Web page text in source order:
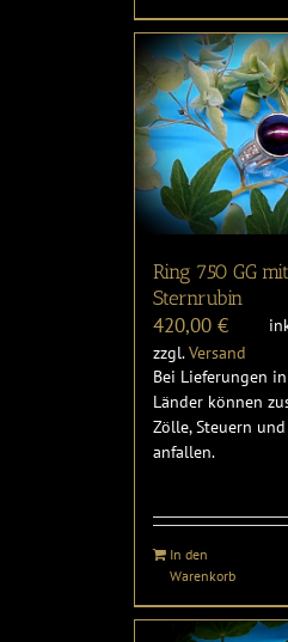
Ring 750 GG mit
Sternrubin
420,00 €
zzgl.Versand
Bei Lieferungen
Länder können
Zölle, Steuern
anfallen.
In den
Warenkorb